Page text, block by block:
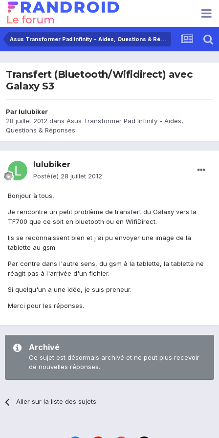
Asus Transformer Pad Infinity - Aides, Questions & Réponses
Transfert (Bluetooth/Wifidirect) avec
Galaxy S3
Par lulubiker
28 juillet 2012 dans Asus Transformer Pad Infinity - Aides,
Questions & Réponses
lulubiker
Posté(e) 28 juillet 2012
Bonjour à tous,
Je rencontre un petit problème de transfert du Galaxy vers la
TF700 que ce soit en bluetooth ou en WifiDirect.
Ils se reconnaissent bien et j'ai pu envoyer une image de la
tablette au gsm.
Par contre dans l'autre sens, du gsm à la tablette, la tablette ne
réagit pas à l'arrivée d'un fichier.
Si quelqu'un a une idée, je suis preneur.
Merci pour les réponses.
Archivé
Ce sujet est désormais archivé et ne peut plus recevoir
de nouvelles réponses.
Aller sur la liste des sujets